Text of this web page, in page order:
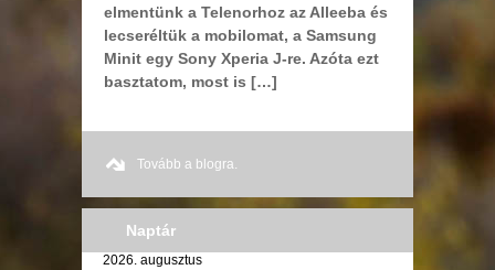
elmentünk a Telenorhoz az Alleeba és
lecseréltük a mobilomat, a Samsung
Minit egy Sony Xperia J-re. Azóta ezt
basztatom, most is […]
Tovább a blogra.
Naptár
2026. augusztus